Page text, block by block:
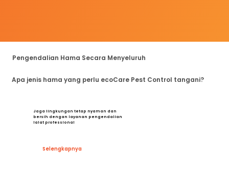
Jaga lingkungan tetap nyaman dan
bersih dengan layanan pengendalian
lalat professional
Selengkapnya
Pengendalian Hama Secara Menyeluruh
Apa jenis hama yang perlu ecoCare Pest Control tangani?